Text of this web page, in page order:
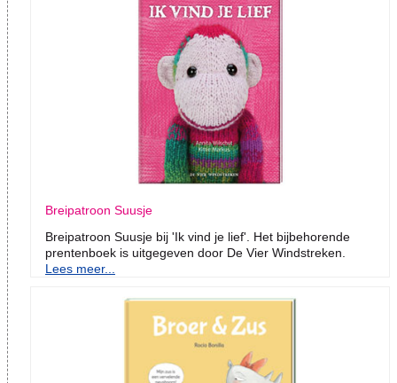
Breipatroon Suusje
Breipatroon Suusje bij 'Ik vind je lief'. Het bijbehorende
prentenboek is uitgegeven door De Vier Windstreken.
Lees meer...